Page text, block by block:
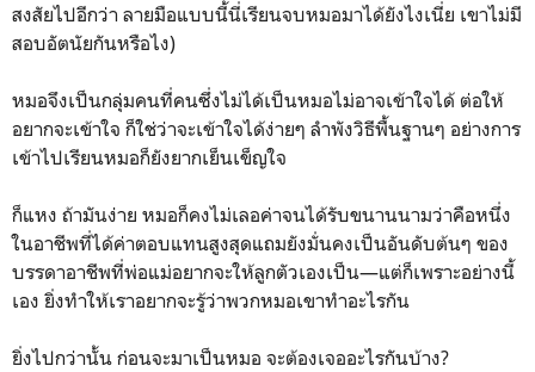
สงสัยไปอีกว่า ลายมือแบบนี้นี่เรียนจบหมอมาได้ยังไงเนี่ย เขาไม่มี
สอบอัตนัยกันหรือไง)
หมอจึงเป็นกลุ่มคนที่คนซึ่งไม่ได้เป็นหมอไม่อาจเข้าใจได้ ต่อให้
อยากจะเข้าใจ ก็ใช่ว่าจะเข้าใจได้ง่ายๆ ลำพังวิธีพื้นฐานๆ อย่างการ
เข้าไปเรียนหมอก็ยังยากเย็นเข็ญใจ
ก็แหง ถ้ามันง่าย หมอก็คงไม่เลอค่าจนได้รับขนานนามว่าคือหนึ่ง
ในอาชีพที่ได้ค่าตอบแทนสูงสุดแถมยังมั่นคงเป็นอันดับต้นๆ ของ
บรรดาอาชีพที่พ่อแม่อยากจะให้ลูกตัวเองเป็น—แต่ก็เพราะอย่างนี้
เอง ยิ่งทำให้เราอยากจะรู้ว่าพวกหมอเขาทำอะไรกัน
ยิ่งไปกว่านั้น ก่อนจะมาเป็นหมอ จะต้องเจออะไรกันบ้าง?